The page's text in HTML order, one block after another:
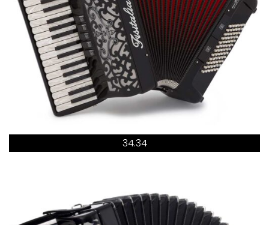
34.34